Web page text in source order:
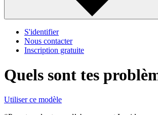
S'identifier
Nous contacter
Inscription gratuite
Quels sont tes
Utiliser ce modèle